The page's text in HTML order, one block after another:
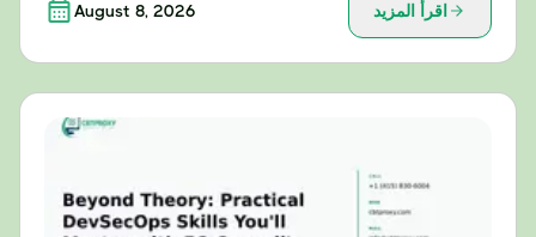
August 8, 2026 اقرأ المزيد